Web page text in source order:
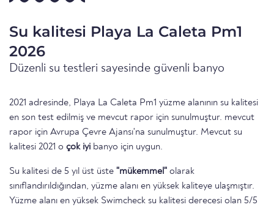
Su kalitesi Playa La Caleta Pm1
2026
Düzenli su testleri sayesinde güvenli banyo
2021 adresinde, Playa La Caleta Pm1 yüzme alanının su kalitesi
en son test edilmiş ve mevcut rapor için sunulmuştur. mevcut
rapor için Avrupa Çevre Ajansı'na sunulmuştur. Mevcut su
kalitesi 2021 o çok iyi banyo için uygun.
Su kalitesi de 5 yıl üst üste "mükemmel" olarak
sınıflandırıldığından, yüzme alanı en yüksek kaliteye ulaşmıştır.
Yüzme alanı en yüksek Swimcheck su kalitesi derecesi olan 5/5